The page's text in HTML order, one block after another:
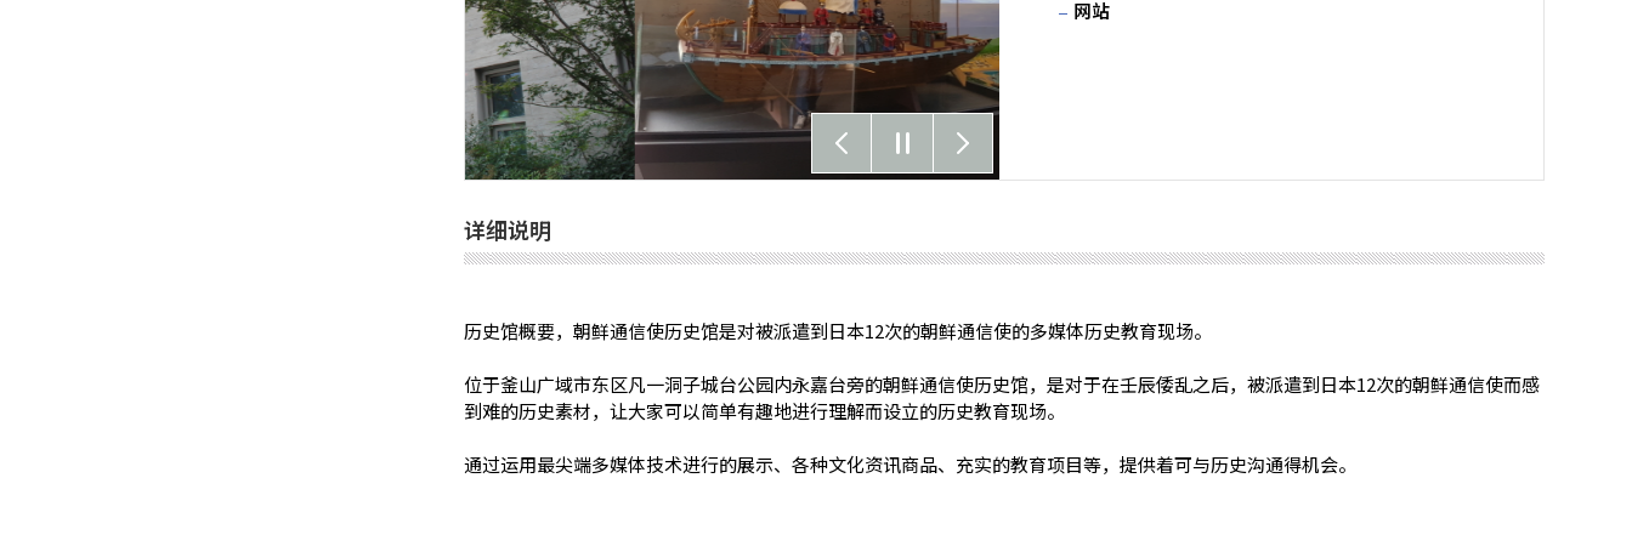
网站
详细说明
历史馆概要，朝鲜通信使历史馆是对被派遣到日本12次的朝鲜通信使的多媒体历史教育现场。
位于釜山广域市东区凡一洞子城台公园内永嘉台旁的朝鲜通信使历史馆，是对于在壬辰倭乱之后，被派遣到日本12次的朝鲜通信使而感
到难的历史素材，让大家可以简单有趣地进行理解而设立的历史教育现场。
通过运用最尖端多媒体技术进行的展示、各种文化资讯商品、充实的教育项目等，提供着可与历史沟通得机会。